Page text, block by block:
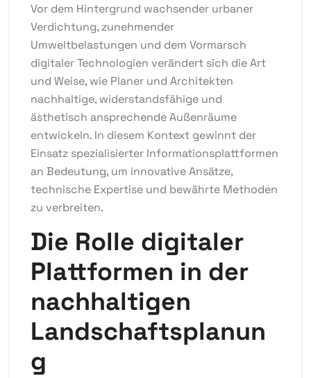
Vor dem Hintergrund wachsender urbaner
Verdichtung, zunehmender
Umweltbelastungen und dem Vormarsch
digitaler Technologien verändert sich die Art
und Weise, wie Planer und Architekten
nachhaltige, widerstandsfähige und
ästhetisch ansprechende Außenräume
entwickeln. In diesem Kontext gewinnt der
Einsatz spezialisierter Informationsplattformen
an Bedeutung, um innovative Ansätze,
technische Expertise und bewährte Methoden
zu verbreiten.
Die Rolle digitaler
Plattformen in der
nachhaltigen
Landschaftsplanun
g